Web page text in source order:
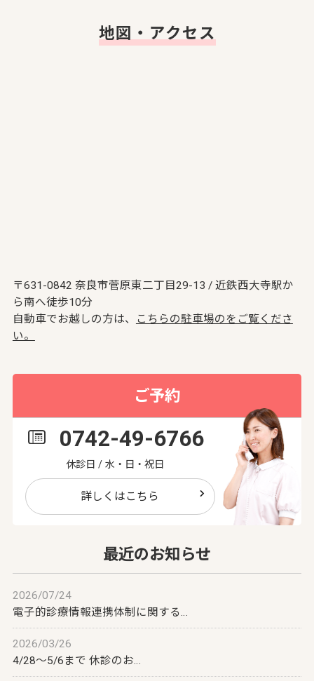
地図・アクセス
〒631-0842 奈良市菅原東二丁目29-13 / 近鉄西大寺駅か
ら南へ徒歩10分
自動車でお越しの方は、
こちらの駐車場のをご覧くださ
い。
ご予約
0742-49-6766
休診日 / 水・日・祝日
詳しくはこちら
最近のお知らせ
2026/07/24
電子的診療情報連携体制に関する…
2026/03/26
4/28～5/6まで 休診のお…